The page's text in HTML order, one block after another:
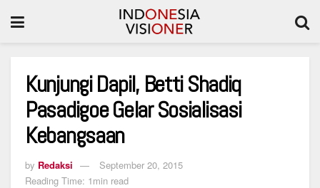
Kunjungi Dapil, Betti Shadiq
Pasadigoe Gelar Sosialisasi
Kebangsaan
by Redaksi
September 20, 2015
Reading Time: 1min read